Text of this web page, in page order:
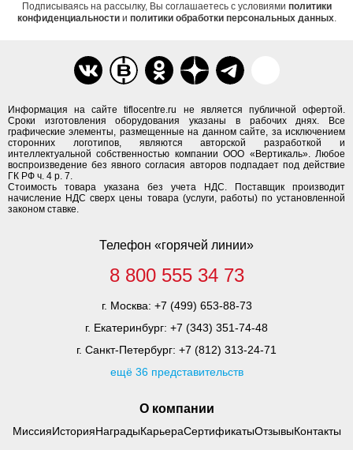
О компании
МиссияИсторияНаградыКарьераСертификатыОтзывыКонтакты
Информация на сайте tiflocentre.ru не является публичной офертой.
Сроки изготовления оборудования указаны в рабочих днях. Все
графические элементы, размещенные на данном сайте, за исключением
сторонних логотипов, являются авторской разработкой и
интеллектуальной собственностью компании ООО «Вертикаль». Любое
воспроизведение без явного согласия авторов подпадает под действие
ГК РФ ч. 4 р. 7.
Стоимость товара указана без учета НДС. Поставщик производит
начисление НДС сверх цены товара (услуги, работы) по установленной
законом ставке.
Телефон «горячей линии»
8 800 555 34 73
г. Москва: +7 (499) 653-88-73
г. Екатеринбург: +7 (343) 351-74-48
г. Санкт-Петербург: +7 (812) 313-24-71
ещё 36 представительств
Подписываясь на рассылку, Вы соглашаетесь с условиями политики
конфиденциальностии политики обработки персональных данных.